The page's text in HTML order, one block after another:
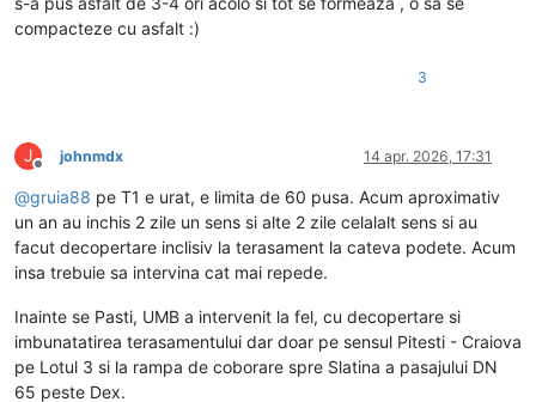
compacteze cu asfalt :)
3
J
Deconectat
johnmdx 14 apr. 2026, 17:31
@gruia88 pe T1 e urat, e limita de 60 pusa. Acum aproximativ
un an au inchis 2 zile un sens si alte 2 zile celalalt sens si au
facut decopertare inclisiv la terasament la cateva podete. Acum
insa trebuie sa intervina cat mai repede.
Inainte se Pasti, UMB a intervenit la fel, cu decopertare si
imbunatatirea terasamentului dar doar pe sensul Pitesti - Craiova
pe Lotul 3 si la rampa de coborare spre Slatina a pasajului DN
65 peste Dex.